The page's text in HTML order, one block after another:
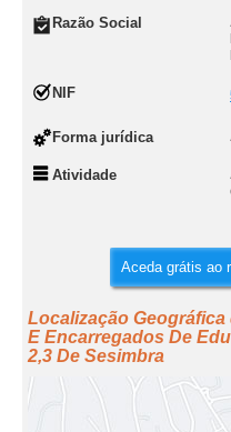
Razão Social
NIF
Forma jurídica
Atividade
Aceda grátis ao
Localização
E Encarregados De
2,3 De Sesimbra